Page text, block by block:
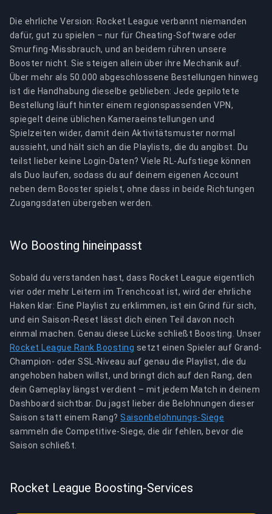
Die ehrliche Version: Rocket League verbannt niemanden
dafür, gut zu spielen – nur für Cheating-Software oder
Smurfing-Missbrauch, und an beidem rühren unsere
Booster nicht. Sie steigen allein über ihre Mechanik auf.
Über mehr als 50.000 abgeschlossene Bestellungen hinweg
ist die Handhabung dieselbe geblieben: Jede gepilotete
Bestellung läuft hinter einem regionspassenden VPN,
spiegelt deine üblichen Kameraeinstellungen und
Spielzeiten wider, damit dein Aktivitätsmuster normal
aussieht, und hält sich an die Playlists, die du angibst. Du
teilst lieber keine Login-Daten? Viele RL-Aufstiege können
als Duo laufen, sodass du auf deinem eigenen Account
neben dem Booster spielst, ohne dass in beide Richtungen
Zugangsdaten übergeben werden.
Wo Boosting hineinpasst
Sobald du verstanden hast, dass Rocket League eigentlich
vier oder mehr Leitern im Trenchcoat ist, wird der ehrliche
Haken klar: Eine Playlist zu erklimmen, ist ein Grind für sich,
und ein Saison-Reset lässt dich einen Teil davon noch
einmal machen. Genau diese Lücke schließt Boosting. Unser
Rocket League Rank Boosting setzt einen Spieler auf Grand-
Champion- oder SSL-Niveau auf genau die Playlist, die du
angehoben haben willst, und bringt dich auf den Rang, den
dein Gameplay längst verdient – mit jedem Match in deinem
Dashboard sichtbar. Du jagst lieber die Belohnungen dieser
Saison statt einem Rang?Saisonbelohnungs-Siege
sammeln die Competitive-Siege, die dir fehlen, bevor die
Saison schließt.
Rocket League Boosting-Services